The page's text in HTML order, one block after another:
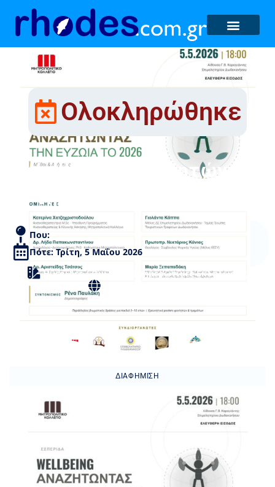
Ολοκληρώθηκε
«Wellbeing: Αναζητώντας
την Ευζωία το 2026»
Που:
Πότε: Τρίτη, 5 Μαΐου 2026
Ημερίδες / Ομιλίες / Ενημερωτικές Εκδηλώσεις
ΔΙΑΦΉΜΙΣΗ